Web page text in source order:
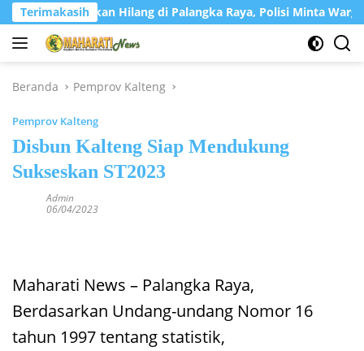
Langsung
ke
konten
Terimakasih
Dilaporkan Hilang di Palangka Raya, Polisi Minta Warga
Beranda Pemprov Kalteng
Pemprov Kalteng
Disbun Kalteng Siap Mendukung
Sukseskan ST2023
Admin
06/04/2023
Maharati News – Palangka Raya,
Berdasarkan Undang-undang Nomor 16
tahun 1997 tentang statistik,